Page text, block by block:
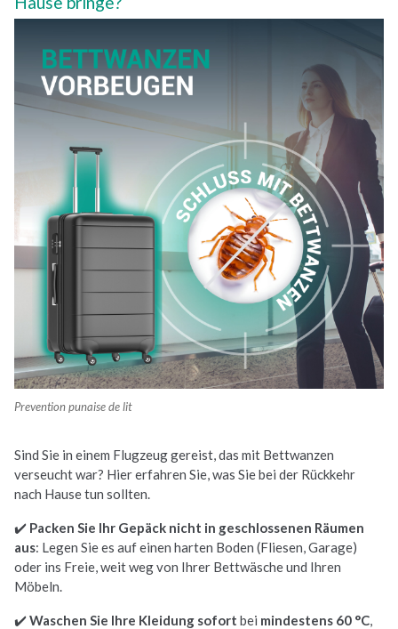
Prevention punaise de lit
Sind Sie in einem Flugzeug gereist, das mit Bettwanzen
verseucht war? Hier erfahren Sie, was Sie bei der Rückkehr
nach Hause tun sollten.
✔️ Packen Sie Ihr Gepäck nicht in geschlossenen Räumen
aus: Legen Sie es auf einen harten Boden (Fliesen, Garage)
oder ins Freie, weit weg von Ihrer Bettwäsche und Ihren
Möbeln.
✔️Waschen Sie Ihre Kleidung sofort bei mindestens 60 °C,